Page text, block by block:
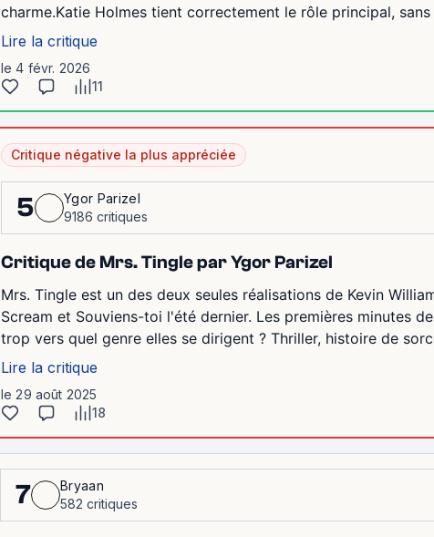
charme.Katie Holmes tient correctement le rôle principal,
Lire la critique
le 4 févr. 2026
11
Critique négative la plus appréciée
5
Ygor Parizel
9186 critiques
Critique de Mrs. Tingle par Ygor Parizel
Mrs. Tingle est un des deux seules réalisations de Kevin
Scream et Souviens-toi l'été dernier. Les premières minutes
trop vers quel genre elles se dirigent ? Thriller, histoire de
Lire la critique
le 29 août 2025
18
7
Bryaan
582 critiques